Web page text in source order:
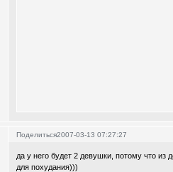
Поделиться2007-03-13 07:27:27
да у него будет 2 девушки, потому что из
для похудания)))